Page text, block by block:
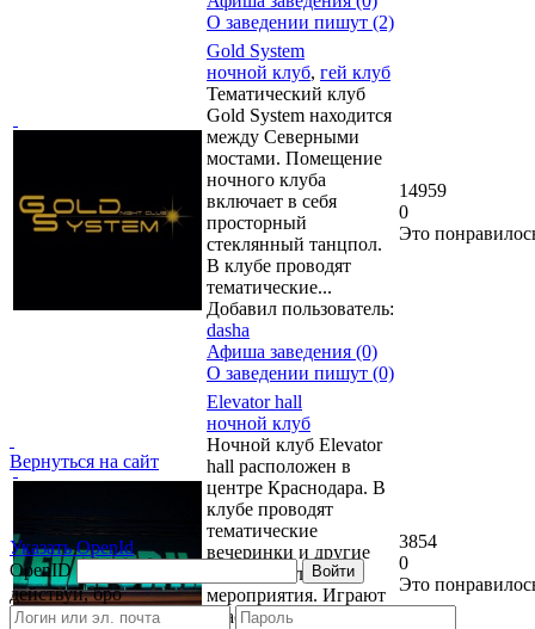
Вернуться на сайт
Указать OpenId
OpenID
Войти
действуй, бро
О заведении пишут (2)
Gold System
ночной клуб, гей клуб
Тематический клуб
Gold System находится
между Северными
мостами. Помещение
ночного клуба
включает в себя
просторный
стеклянный танцпол.
В клубе проводят
тематические...
Добавил пользователь:
dasha
Афиша заведения (0)
О заведении пишут (0)
14959
0
Это
Elevator hall
ночной клуб
Ночной клуб Elevator
hall расположен в
центре Краснодара. В
клубе проводят
тематические
вечеринки и другие
развлекательные
мероприятия. Играют
краснодарские
3854
0
Это